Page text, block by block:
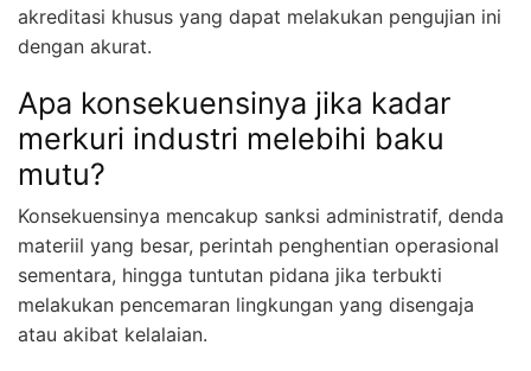
akreditasi khusus yang dapat melakukan pengujian ini
dengan akurat.
Apa konsekuensinya jika kadar
merkuri industri melebihi baku
mutu?
Konsekuensinya mencakup sanksi administratif, denda
materiil yang besar, perintah penghentian operasional
sementara, hingga tuntutan pidana jika terbukti
melakukan pencemaran lingkungan yang disengaja
atau akibat kelalaian.